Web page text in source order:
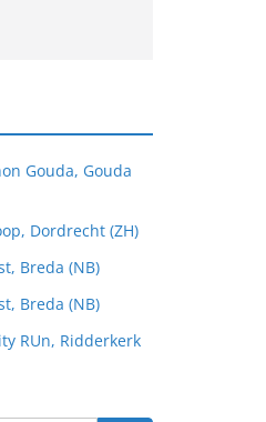
Gouda, Gouda
Dordrecht (ZH)
Breda (NB)
Breda (NB)
RUn, Ridderkerk